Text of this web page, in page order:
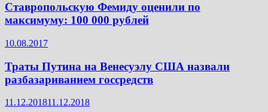
Ставропольскую Фемиду оценили по
максимуму: 100 000 рублей
10.08.2017
Траты Путина на Венесуэлу США назвали
разбазариванием госсредств
11.12.201811.12.2018